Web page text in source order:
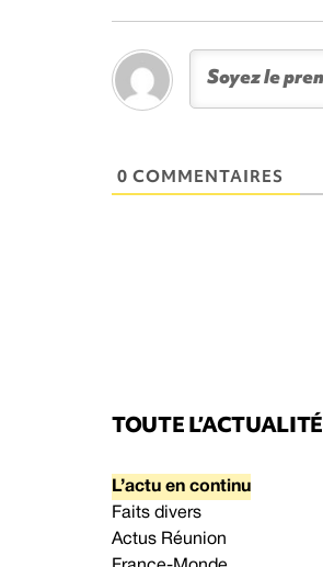
0 COMMENTAIRES
TOUTE L’ACTUALITÉ
L’actu en continu
Faits divers
Actus Réunion